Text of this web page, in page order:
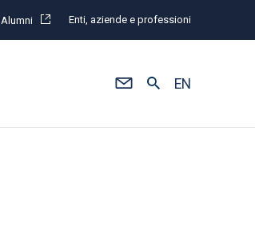
Alumni Enti, aziende e professioni
EN